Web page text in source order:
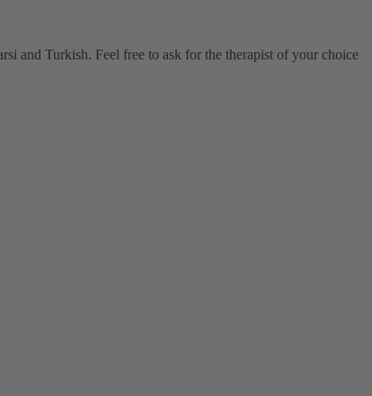
and Turkish. Feel free to ask for the therapist of your choice